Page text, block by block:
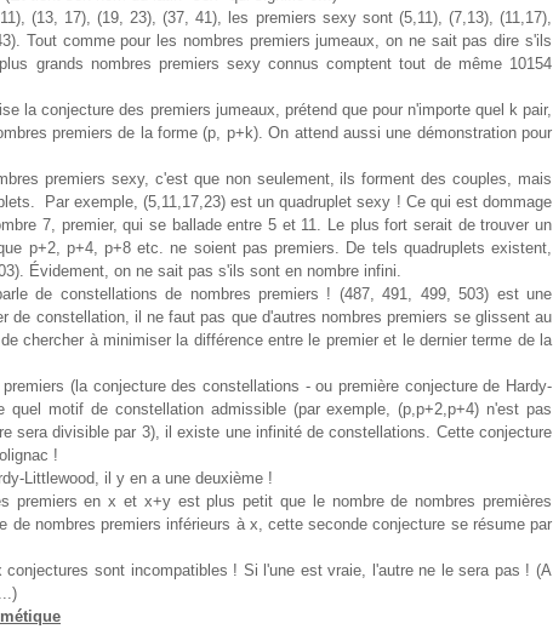
(13, 17), (19, 23), (37, 41), les premiers sexy sont (5,11), (7,13), (11,17),
Tout comme pour les nombres premiers jumeaux, on ne sait pas dire s'ils
grands nombres premiers sexy connus comptent tout de même 10154
la conjecture des premiers jumeaux, prétend que pour n'importe quel k pair,
premiers de la forme (p, p+k). On attend aussi une démonstration pour
premiers sexy, c'est que non seulement, ils forment des couples, mais
Par exemple, (5,11,17,23) est un quadruplet sexy ! Ce qui est dommage
7, premier, qui se ballade entre 5 et 11. Le plus fort serait de trouver un
p+2, p+4, p+8 etc. ne soient pas premiers. De tels quadruplets existent,
Évidement, on ne sait pas s'ils sont en nombre infini.
de constellations de nombres premiers ! (487, 491, 499, 503) est une
de constellation, il ne faut pas que d'autres nombres premiers se glissent au
chercher à minimiser la différence entre le premier et le dernier terme de la
(la conjecture des constellations - ou première conjecture de Hardy-
quel motif de constellation admissible (par exemple, (p,p+2,p+4) n'est pas
sera divisible par 3), il existe une infinité de constellations. Cette conjecture
!
Littlewood, il y en a une deuxième !
premiers en x et x+y est plus petit que le nombre de nombres premières
de nombres premiers inférieurs à x, cette seconde conjecture se résume par
sont incompatibles ! Si l'une est vraie, l'autre ne le sera pas ! (A